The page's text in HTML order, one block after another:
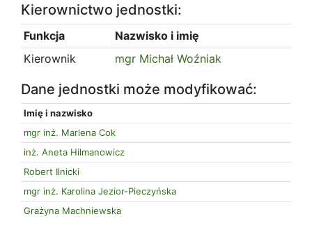
Kierownictwo jednostki:
Funkcja
Nazwisko i imię
Kierownik
mgr Michał Woźniak
Dane jednostki może modyfikować:
Imię i nazwisko
mgr inż. Marlena Cok
inż. Aneta Hilmanowicz
Robert Ilnicki
mgr inż. Karolina Jezior-Pieczyńska
Grażyna Machniewska